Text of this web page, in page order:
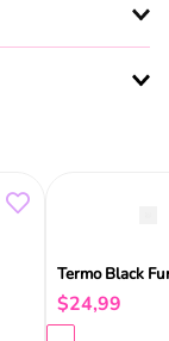
Termo Black
$24,99